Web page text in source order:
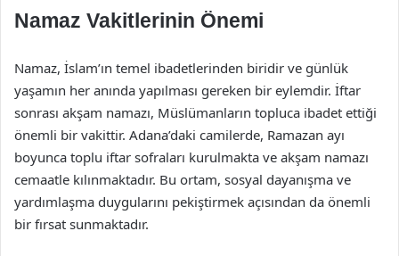
Namaz Vakitlerinin Önemi
Namaz, İslam’ın temel ibadetlerinden biridir ve günlük
yaşamın her anında yapılması gereken bir eylemdir. İftar
sonrası akşam namazı, Müslümanların topluca ibadet ettiği
önemli bir vakittir. Adana’daki camilerde, Ramazan ayı
boyunca toplu iftar sofraları kurulmakta ve akşam namazı
cemaatle kılınmaktadır. Bu ortam, sosyal dayanışma ve
yardımlaşma duygularını pekiştirmek açısından da önemli
bir fırsat sunmaktadır.